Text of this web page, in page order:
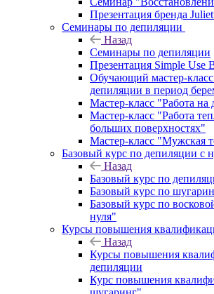
Презентация бренда
Семинары по депиляции
Назад
Семинары по депиляции
Презентация Simple Use
Обучающий мастер-
депиляции в период
Мастер-класс "Работа на
Мастер-класс "Работа
больших поверхностях"
Мастер-класс "Мужская
Базовый курс по депиляции с
Назад
Базовый курс по
Базовый курс по
Базовый курс по
нуля"
Курсы повышения
Назад
Курсы повышения
депиляции
Курс повышения